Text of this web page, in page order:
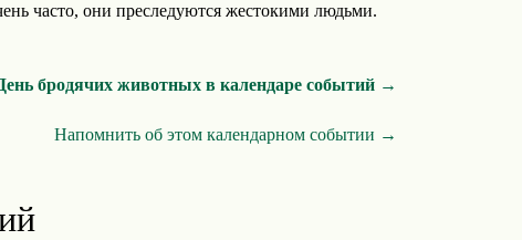
часто, они преследуются жестокими людьми.
бродячих животных в календаре событий →
Напомнить об этом календарном событии →